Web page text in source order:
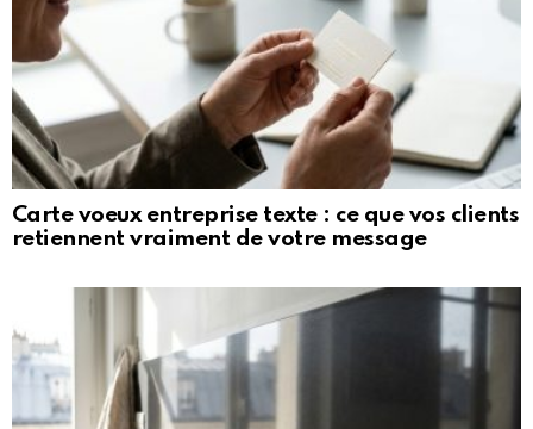
Carte voeux entreprise texte : ce que vos clients
retiennent vraiment de votre message